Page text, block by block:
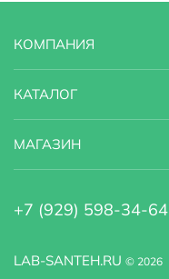
LAB-SANTEH.RU © 2026
КОМПАНИЯ
КАТАЛОГ
МАГАЗИН
+7 (929) 598-34-64